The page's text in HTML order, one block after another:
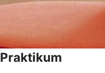
Praktikum